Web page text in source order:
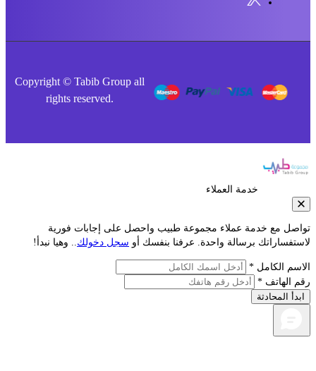
Copyright © Tabib Group all
rights reserved.
خدمة العملاء
مع خدمة عملاء مجموعة طبيب واحصل على إجابات فورية
برسالة واحدة. عرفنا بنفسك أوسجل دخولك.. وهيا نبدأ!
الكامل *
الهاتف *
المحادثة